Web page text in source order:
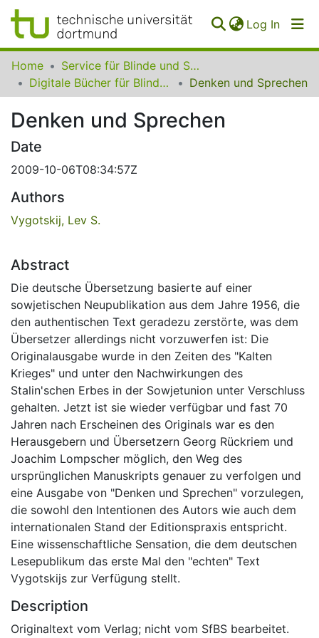
Log In
Communities
Collections
All of SfBS
FAQ
Home
Service für Blinde und Sehbehinderte der UB Dortmund
Digitale Bücher für Blinde und Sehbehinderte
Denken und Sprechen
Denken und Sprechen
Date
2009-10-06T08:34:57Z
Authors
Vygotskij, Lev S.
Abstract
Die deutsche Übersetzung basierte auf einer
sowjetischen Neupublikation aus dem Jahre 1956, die
den authentischen Text geradezu zerstörte, was dem
Übersetzer allerdings nicht vorzuwerfen ist: Die
Originalausgabe wurde in den Zeiten des "Kalten
Krieges" und unter den Nachwirkungen des
Stalin'schen Erbes in der Sowjetunion unter Verschluss
gehalten. Jetzt ist sie wieder verfügbar und fast 70
Jahren nach Erscheinen des Originals war es den
Herausgebern und Übersetzern Georg Rückriem und
Joachim Lompscher möglich, den Weg des
ursprünglichen Manuskripts genauer zu verfolgen und
eine Ausgabe von "Denken und Sprechen" vorzulegen,
die sowohl den Intentionen des Autors wie auch dem
internationalen Stand der Editionspraxis entspricht.
Eine wissenschaftliche Sensation, die dem deutschen
Lesepublikum das erste Mal den "echten" Text
Vygotskijs zur Verfügung stellt.
Description
Originaltext vom Verlag; nicht vom SfBS bearbeitet.